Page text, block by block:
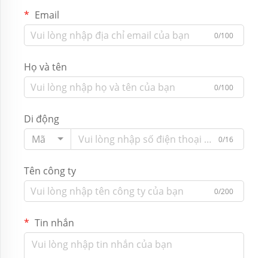
Email
0/100
Họ và tên
0/100
Di động
Mã
0/16
Tên công ty
0/200
Tin nhắn